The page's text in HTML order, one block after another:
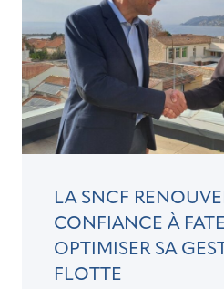
LA SNCF
CONFIANCE À
OPTIMISER SA
FLOTTE